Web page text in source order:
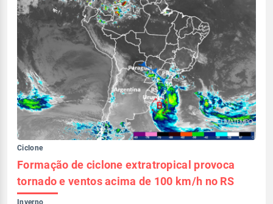
Ciclone
Formação de ciclone extratropical provoca
tornado e ventos acima de 100 km/h no RS
Inverno